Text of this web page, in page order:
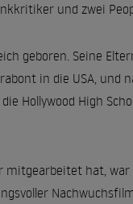
und zwei
geboren. Seine
in die USA,
Hollywood High
mitgearbeitet hat,